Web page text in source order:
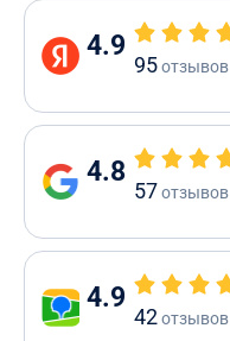
4.9
95отзывов
4.8
57отзывов
4.9
42отзывов